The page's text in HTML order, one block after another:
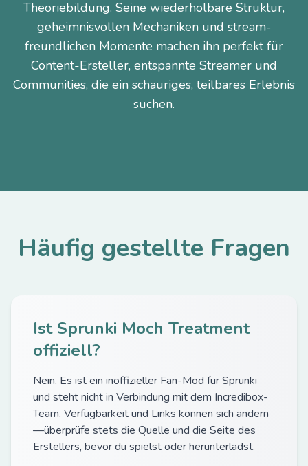
Theoriebildung. Seine wiederholbare Struktur,
geheimnisvollen Mechaniken und stream-
freundlichen Momente machen ihn perfekt für
Content-Ersteller, entspannte Streamer und
Communities, die ein schauriges, teilbares Erlebnis
suchen.
Häufig gestellte Fragen
Ist Sprunki Moch Treatment
offiziell?
Nein. Es ist ein inoffizieller Fan-Mod für Sprunki
und steht nicht in Verbindung mit dem Incredibox-
Team. Verfügbarkeit und Links können sich ändern
—überprüfe stets die Quelle und die Seite des
Erstellers, bevor du spielst oder herunterlädst.